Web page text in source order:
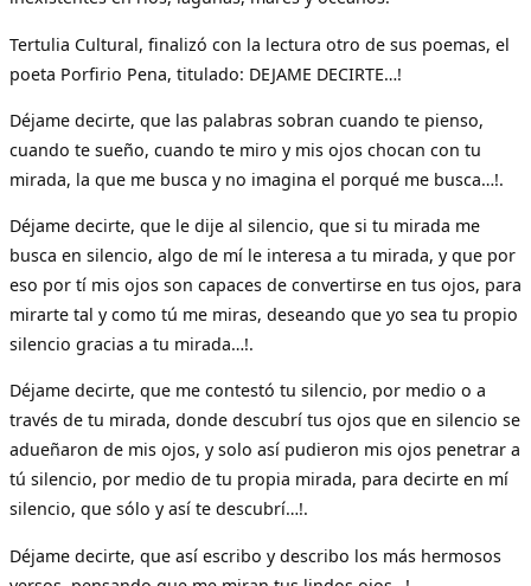
Tertulia Cultural, finalizó con la lectura otro de sus poemas, el
poeta Porfirio Pena, titulado: DEJAME DECIRTE…!
Déjame decirte, que las palabras sobran cuando te pienso,
cuando te sueño, cuando te miro y mis ojos chocan con tu
mirada, la que me busca y no imagina el porqué me busca…!.
Déjame decirte, que le dije al silencio, que si tu mirada me
busca en silencio, algo de mí le interesa a tu mirada, y que por
eso por tí mis ojos son capaces de convertirse en tus ojos, para
mirarte tal y como tú me miras, deseando que yo sea tu propio
silencio gracias a tu mirada…!.
Déjame decirte, que me contestó tu silencio, por medio o a
través de tu mirada, donde descubrí tus ojos que en silencio se
adueñaron de mis ojos, y solo así pudieron mis ojos penetrar a
tú silencio, por medio de tu propia mirada, para decirte en mí
silencio, que sólo y así te descubrí…!.
Déjame decirte, que así escribo y describo los más hermosos